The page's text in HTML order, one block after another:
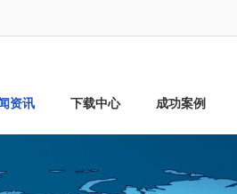
资讯 下载中心 成功案例